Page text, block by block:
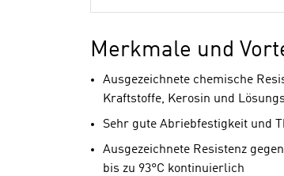
Merkmale und
Ausgezeichnete chemische
Kraftstoffe, Kerosin und
Sehr gute Abriebfestigkeit und
Ausgezeichnete Resistenz
bis zu 93°C kontinuierlich